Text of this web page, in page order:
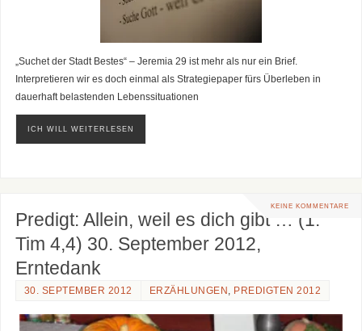
„Suchet der Stadt Bestes“ – Jeremia 29 ist mehr als nur ein Brief.
Interpretieren wir es doch einmal als Strategiepaper fürs Überleben in
dauerhaft belastenden Lebenssituationen
ICH WILL WEITERLESEN
KEINE KOMMENTARE
Predigt: Allein, weil es dich gibt … (1.
Tim 4,4) 30. September 2012,
Erntedank
30. SEPTEMBER 2012 ERZÄHLUNGEN , PREDIGTEN 2012